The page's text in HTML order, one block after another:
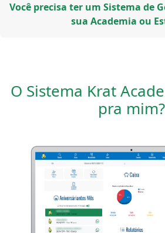
Você precisa ter um Sistema de
sua Academia ou
O Sistema Krat
pra mim?